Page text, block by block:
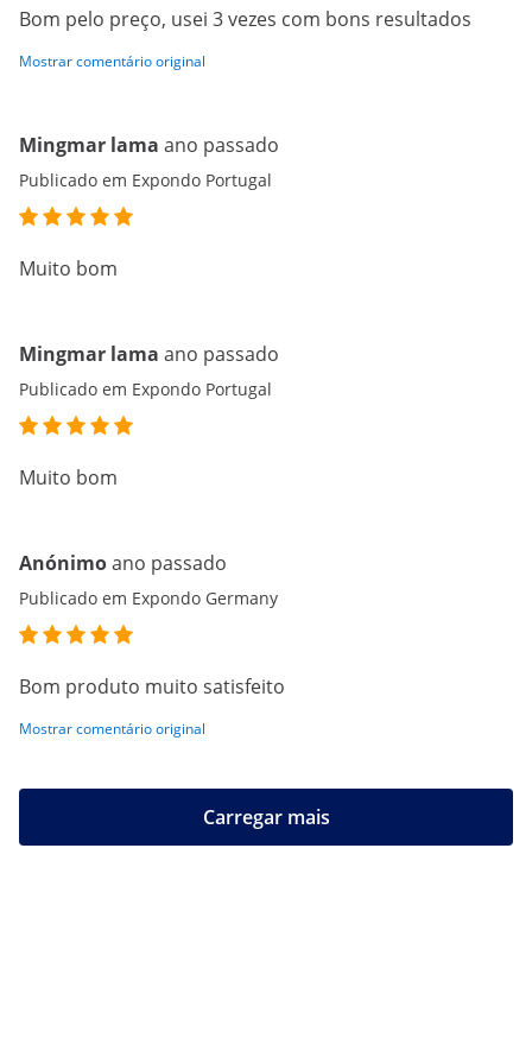
Bom pelo preço, usei 3 vezes com bons resultados
Mostrar comentário original
Mingmar lama ano passado
Publicado em Expondo Portugal
Muito bom
Mingmar lama ano passado
Publicado em Expondo Portugal
Muito bom
Anónimoano passado
Publicado em Expondo Germany
Bom produto muito satisfeito
Mostrar comentário original
Carregar mais